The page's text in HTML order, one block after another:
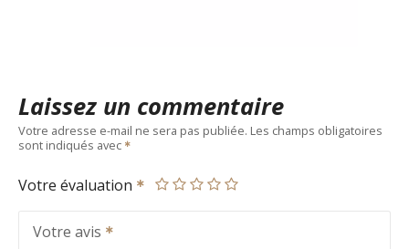
Laissez un commentaire
Votre adresse e-mail ne sera pas publiée. Les champs obligatoires
sont indiqués avec
Votre évaluation
Votre avis